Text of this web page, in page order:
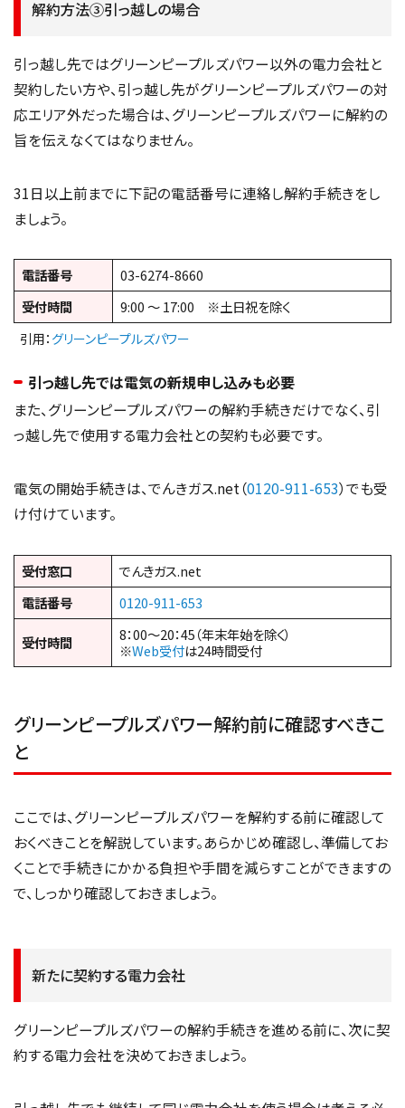
解約方法③引っ越しの場合
引っ越し先ではグリーンピープルズパワー以外の電力会社と
契約したい方や、引っ越し先がグリーンピープルズパワーの対
応エリア外だった場合は、グリーンピープルズパワーに解約の
旨を伝えなくてはなりません。
31日以上前までに下記の電話番号に連絡し解約手続きをし
ましょう。
電話番号
03-6274-8660
受付時間
9:00 ～ 17:00 ※土日祝を除く
引用： グリーンピープルズパワー
引っ越し先では電気の新規申し込みも必要
また、グリーンピープルズパワーの解約手続きだけでなく、引
っ越し先で使用する電力会社との契約も必要です。
電気の開始手続きは、でんきガス.net（0120-911-653）でも受
け付けています。
受付窓口
でんきガス.net
電話番号
0120-911-653
受付時間
8：00～20：45（年末年始を除く）
※Web受付は24時間受付
グリーンピープルズパワー解約前に確認すべきこ
と
ここでは、グリーンピープルズパワーを解約する前に確認して
おくべきことを解説しています。あらかじめ確認し、準備してお
くことで手続きにかかる負担や手間を減らすことができますの
で、しっかり確認しておきましょう。
新たに契約する電力会社
グリーンピープルズパワーの解約手続きを進める前に、次に契
約する電力会社を決めておきましょう。